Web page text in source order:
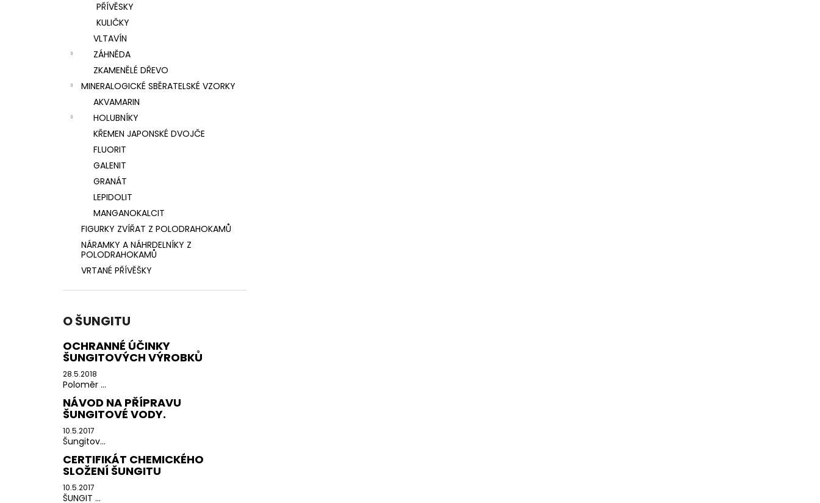
PŘÍVĚSKY
KULIČKY
VLTAVÍN
ZÁHNĚDA
ZKAMENĚLÉ DŘEVO
MINERALOGICKÉ SBĚRATELSKÉ VZORKY
AKVAMARIN
HOLUBNÍKY
KŘEMEN JAPONSKÉ DVOJČE
FLUORIT
GALENIT
GRANÁT
LEPIDOLIT
MANGANOKALCIT
FIGURKY ZVÍŘAT Z POLODRAHOKAMŮ
NÁRAMKY A NÁHRDELNÍKY Z
POLODRAHOKAMŮ
VRTANÉ PŘÍVĚŠKY
O ŠUNGITU
OCHRANNÉ ÚČINKY
ŠUNGITOVÝCH VÝROBKŮ
28.5.2018
Poloměr ...
NÁVOD NA PŘÍPRAVU
ŠUNGITOVÉ VODY.
10.5.2017
Šungitov...
CERTIFIKÁT CHEMICKÉHO
SLOŽENÍ ŠUNGITU
10.5.2017
ŠUNGIT ...